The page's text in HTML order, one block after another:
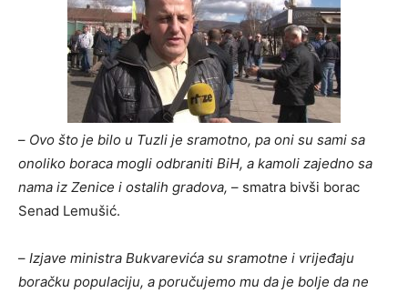
– Ovo što je bilo u Tuzli je sramotno, pa oni su sami sa
onoliko boraca mogli odbraniti BiH, a kamoli zajedno sa
nama iz Zenice i ostalih gradova, – smatra bivši borac
Senad Lemušić.
– Izjave ministra Bukvarevića su sramotne i vrijeđaju
boračku populaciju, a poručujemo mu da je bolje da ne